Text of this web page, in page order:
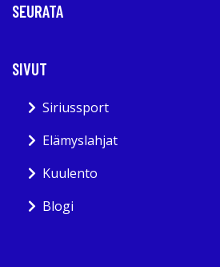
SEURATA
SIVUT
Siriussport
Elämyslahjat
Kuulento
Blogi